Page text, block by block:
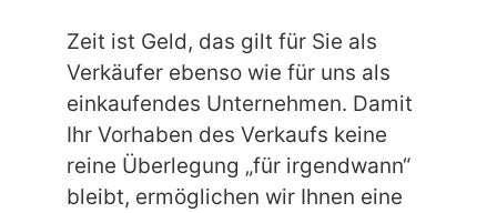
Zeit ist Geld, das gilt für Sie als
Verkäufer ebenso wie für uns als
einkaufendes Unternehmen. Damit
Ihr Vorhaben des Verkaufs keine
reine Überlegung „für irgendwann“
bleibt, ermöglichen wir Ihnen eine